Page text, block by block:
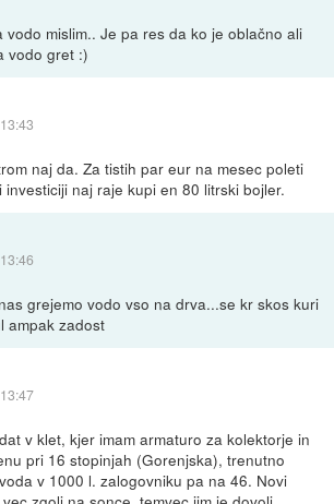
vodo mislim.. Je pa res da ko je oblačno ali
vodo gret :)
naj da. Za tistih par eur na mesec poleti
naj raje kupi en 80 litrski bojler.
grejemo vodo vso na drva...se kr skos kuri
ampak zadost
v klet, kjer imam armaturo za kolektorje in
pri 16 stopinjah (Gorenjska), trenutno
v 1000 l. zalogovniku pa na 46. Novi